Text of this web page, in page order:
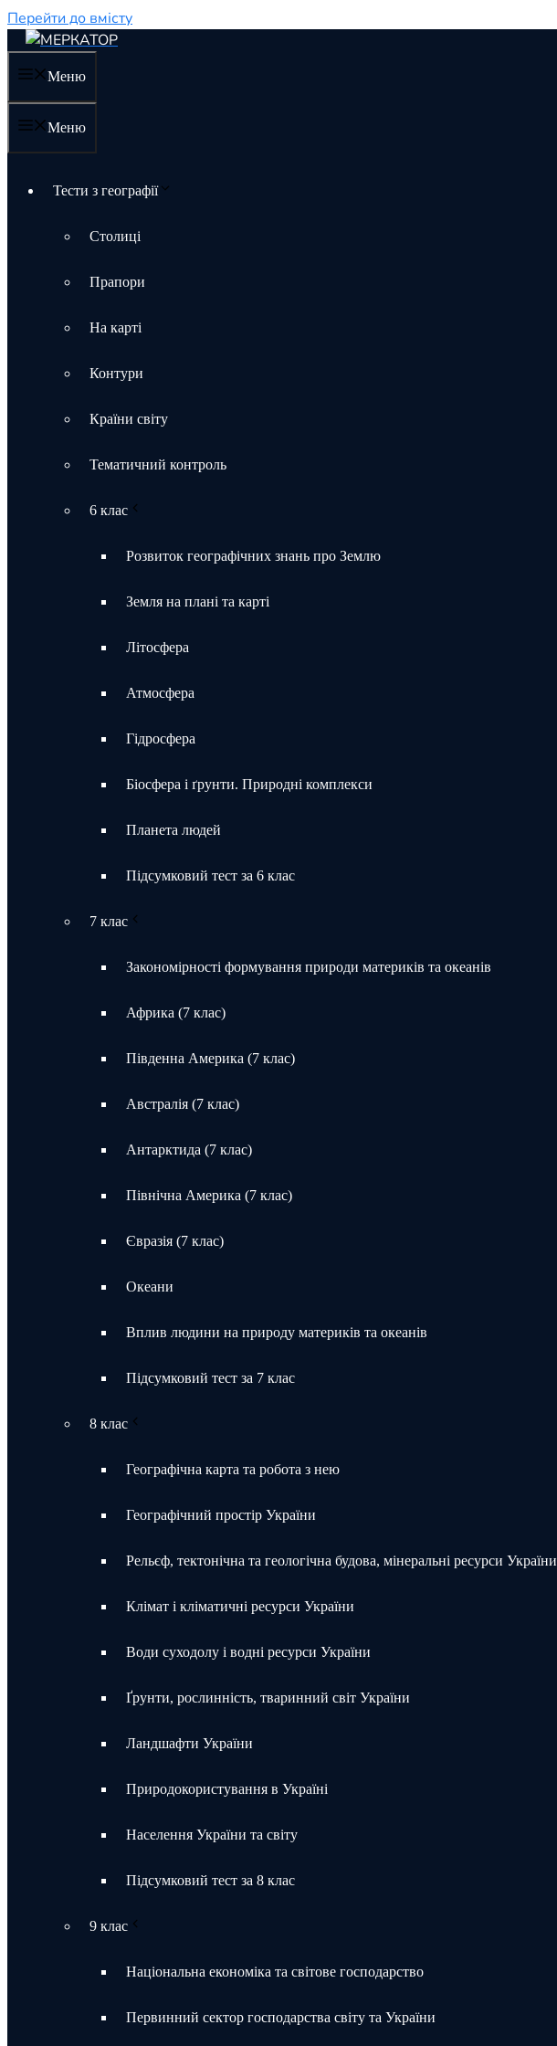
Перейти до вмісту
Меню
Меню
Тести з географії
Столиці
Прапори
На карті
Контури
Країни світу
Тематичний контроль
6 клас
Розвиток географічних знань про Землю
Земля на плані та карті
Літосфера
Атмосфера
Гідросфера
Біосфера і ґрунти. Природні комплекси
Планета людей
Підсумковий тест за 6 клас
7 клас
Закономірності формування природи материків та океанів
Африка (7 клас)
Південна Америка (7 клас)
Австралія (7 клас)
Антарктида (7 клас)
Північна Америка (7 клас)
Євразія (7 клас)
Океани
Вплив людини на природу материків та океанів
Підсумковий тест за 7 клас
8 клас
Географічна карта та робота з нею
Географічний простір України
Рельєф, тектонічна та геологічна будова, мінеральні ресурси України
Клімат і кліматичні ресурси України
Води суходолу і водні ресурси України
Ґрунти, рослинність, тваринний світ України
Ландшафти України
Природокористування в Україні
Населення України та світу
Підсумковий тест за 8 клас
9 клас
Національна економіка та світове господарство
Первинний сектор господарства світу та України